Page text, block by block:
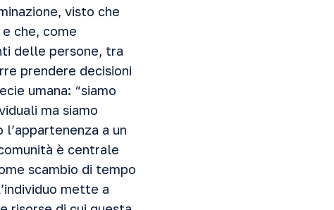
visto che
che, come
delle persone, tra
prendere decisioni
umana: “siamo
ma siamo
a un
è centrale
scambio di tempo
mette a